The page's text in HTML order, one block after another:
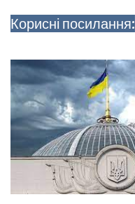
Корисні посилання: